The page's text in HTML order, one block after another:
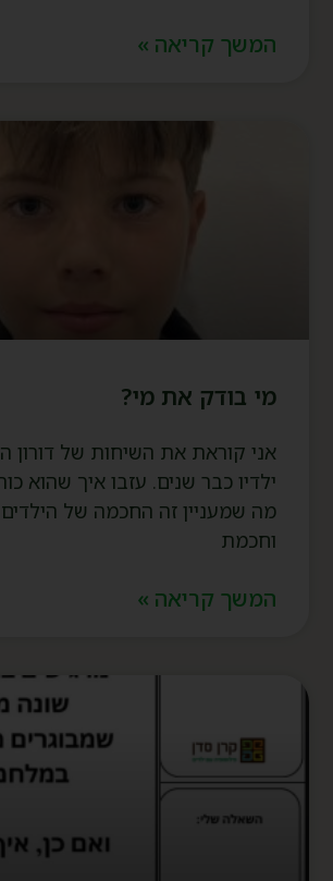
המשך קריאה »
מי בודק את מי?
אני קוראת את השיחות של דורון
ילדיו כבר שנים. עזבו איך שהוא כותב
מה שמעניין זה החכמה של הילדים שלו,
וחכמת
המשך קריאה »